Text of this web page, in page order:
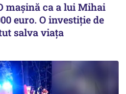
mașină ca a lui Mihai
euro. O investiție de
salva viața